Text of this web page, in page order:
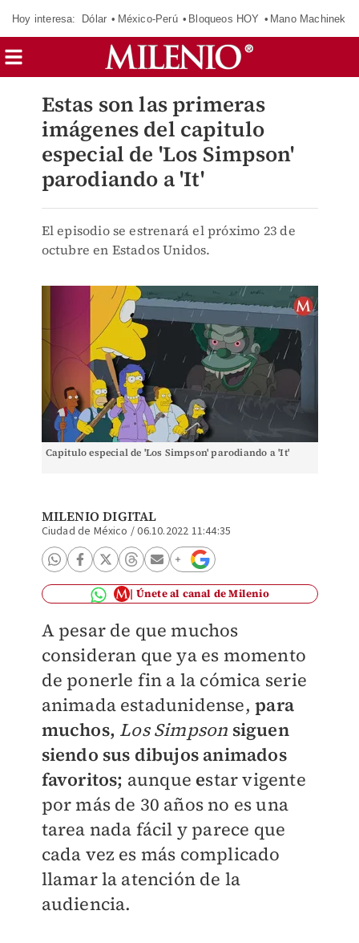
Hoy interesa: Dólar México-Perú Bloqueos HOY Mano Machinek
Estas son las primeras
imágenes del capitulo
especial de 'Los Simpson'
parodiando a 'It'
El episodio se estrenará el próximo 23 de
octubre en Estados Unidos.
Capitulo especial de 'Los Simpson' parodiando a 'It'
MILENIO DIGITAL
Ciudad de México /06.10.2022 11:44:35
Únete al canal de Milenio
A pesar de que muchos
consideran que ya es momento
de ponerle fin a la cómica serie
animada estadunidense,para
muchos, Los Simpson siguen
siendo sus dibujos animados
favoritos; aunque estar vigente
por más de 30 años no es una
tarea nada fácil y parece que
cada vez es más complicado
llamar la atención de la
audiencia.